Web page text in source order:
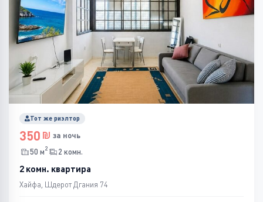
Тот же риэлтор
350
за ночь
50 м2 2 комн.
2 комн. квартира
Хайфа, Шдерот Дгания 74